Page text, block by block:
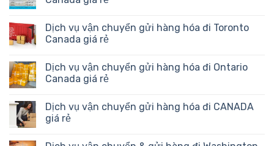
Dịch vụ vận chuyển gửi hàng hóa đi Toronto
Canada giá rẻ
Dịch vụ vận chuyển gửi hàng hóa đi Ontario
Canada giá rẻ
Dịch vụ vận chuyển gửi hàng hóa đi CANADA
giá rẻ